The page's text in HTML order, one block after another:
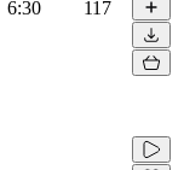
6:30 117